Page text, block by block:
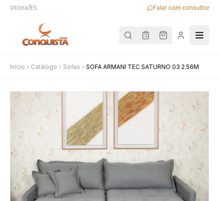
Vitória/ES Falar com consultor
Início Catálogo Sofas SOFA ARMANI TEC SATURNO 03 2.56M